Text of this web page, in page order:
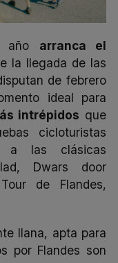
año arranca el
la llegada de las
de febrero
ideal para
intrépidos que
cicloturistas
a las clásicas
Dwars door
de Flandes,
llana, apta para
por Flandes son